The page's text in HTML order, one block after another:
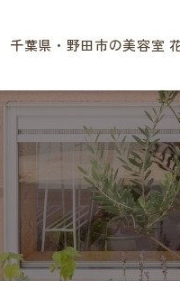
​​​​​​​千葉県・野田市の美容室